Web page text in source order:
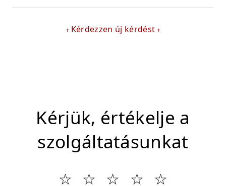
Kérdezzen új kérdést
Kérjük, értékelje a
szolgáltatásunkat